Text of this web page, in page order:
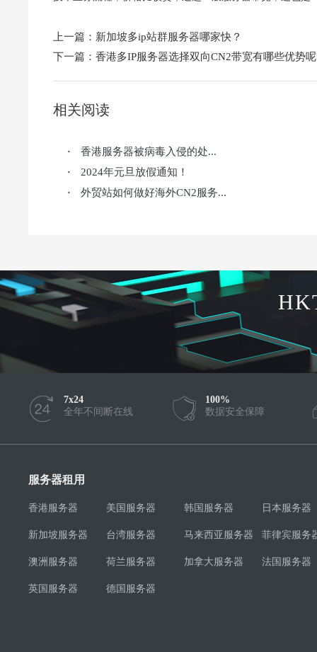
上一篇： 新加坡多ip站群服务器哪家快？
下一篇： 香港多IP服务器选择双向CN2带宽有哪些优势
相关阅读
· 香港服务器被病毒入侵的处...
· 2024年元旦放假通知！
· 外贸站如何做好海外CN2服务...
7x24
全年不间断在线
100%
数据安全保障
服务器租用
香港服务器 美国服务器 韩国服务器 日本服务器
新加坡服务器 台湾服务器 马来西亚服务器 菲律宾服务
澳洲服务器 荷兰服务器 加拿大服务器 法国服务器
英国服务器 德国服务器